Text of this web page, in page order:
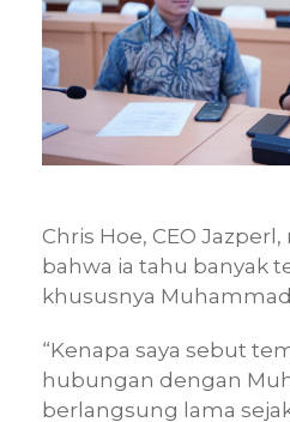
Chris Hoe, CEO
bahwa ia tahu banyak
khususnya
“Kenapa saya sebut
hubungan dengan
berlangsung lama